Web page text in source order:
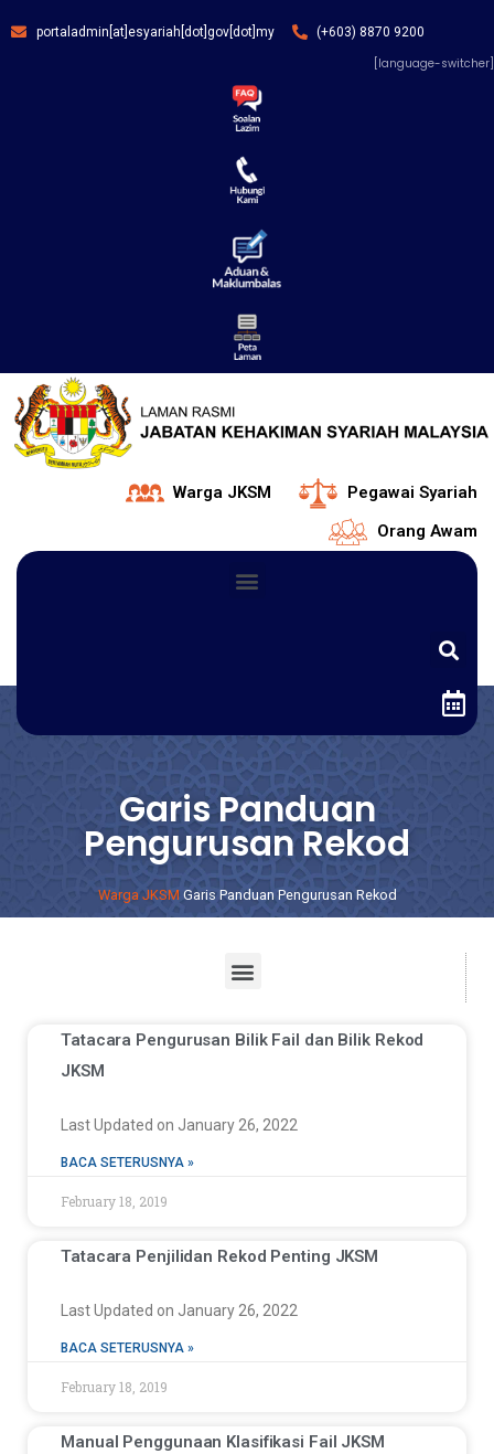
portaladmin[at]esyariah[dot]gov[dot]my (+603) 8870 9200
[language-switcher]
Warga JKSM
Pegawai Syariah
Orang Awam
Garis Panduan
Pengurusan Rekod
Warga JKSM Garis Panduan Pengurusan Rekod
Tatacara Pengurusan Bilik Fail dan Bilik Rekod
JKSM
Last Updated on January 26, 2022
BACA SETERUSNYA »
February 18, 2019
Tatacara Penjilidan Rekod Penting JKSM
Last Updated on January 26, 2022
BACA SETERUSNYA »
February 18, 2019
Manual Penggunaan Klasifikasi Fail JKSM